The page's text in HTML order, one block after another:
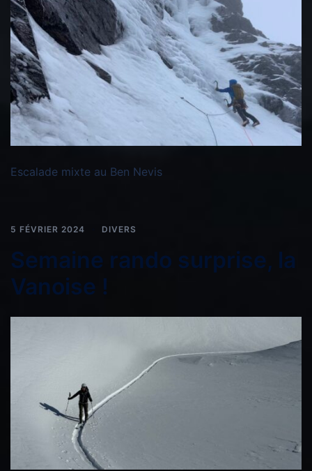
Escalade mixte au Ben Nevis
5 FÉVRIER 2024 DIVERS
Semaine rando surprise, la
Vanoise !